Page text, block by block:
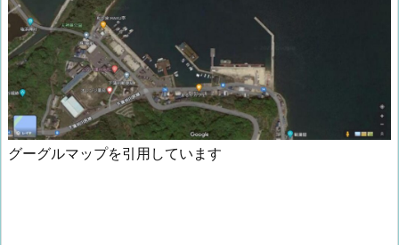
グーグルマップを引用しています